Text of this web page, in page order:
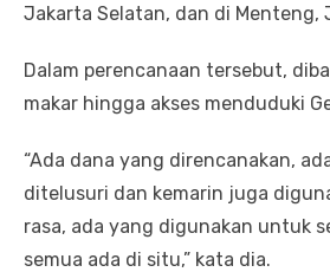
Jakarta Selatan, dan di Menteng,
Dalam perencanaan tersebut,
makar hingga akses menduduki
“Ada dana yang direncanakan,
ditelusuri dan kemarin juga
rasa, ada yang digunakan untuk
semua ada di situ,” kata dia.